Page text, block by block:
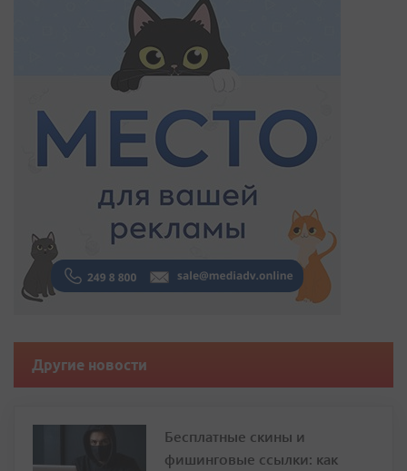
Другие новости
Бесплатные скины и
фишинговые ссылки: как